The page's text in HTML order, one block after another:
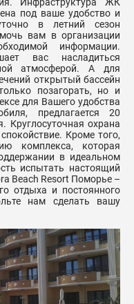
Инфраструктура ЖК
под ваше удобство и
в летний сезон
вам в организации
информации.
вас насладиться
атмосферой. А для
открытый бассейн
позагорать, но и
для Вашего удобства
предлагается 20
Круглосуточная охрана
Кроме того,
комплекса, которая
в идеальном
испытать настоящий
Beach Resort Поморье –
отдыха и постоянного
нам сделать вашу